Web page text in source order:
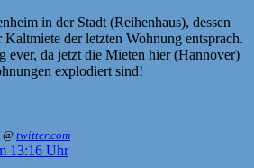
in der Stadt (Reihenhaus), dessen
Kaltmiete der letzten Wohnung entsprach.
ever, da jetzt die Mieten hier (Hannover)
explodiert sind!
@ twitter.com
13:16 Uhr